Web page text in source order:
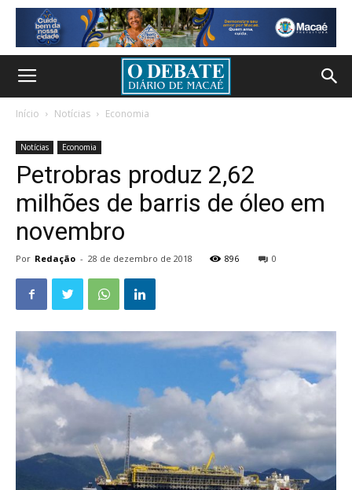
Início Notícias Economia
Notícias Economia
Petrobras produz 2,62
milhões de barris de óleo em
novembro
Por Redação - 28 de dezembro de 2018 896 0